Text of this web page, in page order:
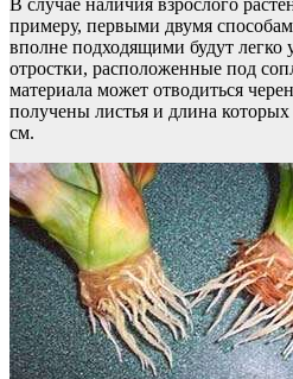
В случае наличия взрослого
примеру, первыми двумя
вполне подходящими будут легко
отростки, расположенные под
материала может отводиться
получены листья и длина которых
см.